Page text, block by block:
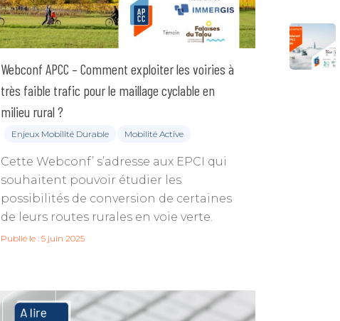
Webconf APCC – Comment exploiter les voiries à
très faible trafic pour le maillage cyclable en
milieu rural ?
Enjeux Mobilité Durable Mobilité Active
Cette Webconf’ s’adresse aux EPCI qui
souhaitent pouvoir étudier les
possibilités de conversion de certaines
de leurs routes rurales en voie verte.
Publié le : 5 juin 2025